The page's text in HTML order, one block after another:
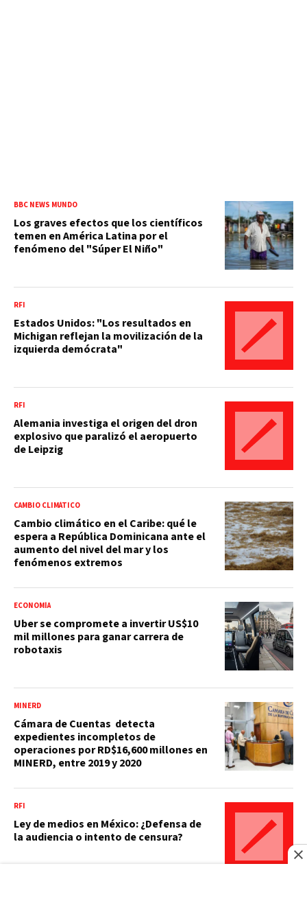
BBC NEWS MUNDO
Los graves efectos que los científicos
temen en América Latina por el
fenómeno del "Súper El Niño"
RFI
Estados Unidos: "Los resultados en
Michigan reflejan la movilización de la
izquierda demócrata"
RFI
Alemania investiga el origen del dron
explosivo que paralizó el aeropuerto
de Leipzig
CAMBIO CLIMÁTICO
Cambio climático en el Caribe: qué le
espera a República Dominicana ante el
aumento del nivel del mar y los
fenómenos extremos
ECONOMÍA
Uber se compromete a invertir US$10
mil millones para ganar carrera de
robotaxis
MINERD
Cámara de Cuentas detecta
expedientes incompletos de
operaciones por RD$16,600 millones en
MINERD, entre 2019 y 2020
RFI
Ley de medios en México: ¿Defensa de
la audiencia o intento de censura?